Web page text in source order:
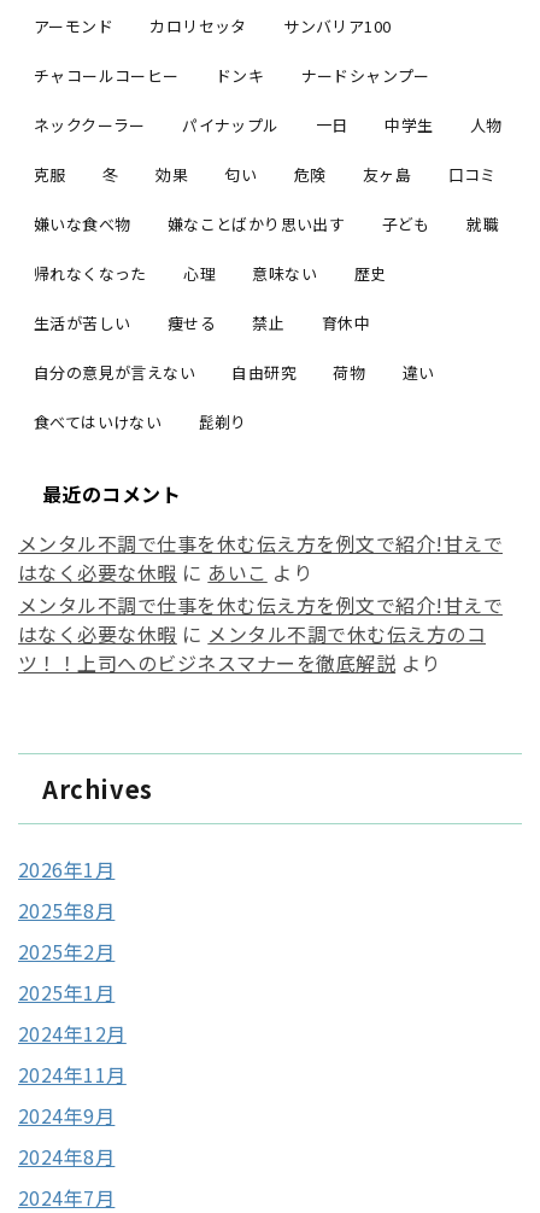
アーモンド カロリセッタ サンバリア100
チャコールコーヒー ドンキ ナードシャンプー
ネッククーラー パイナップル 一日 中学生 人物
克服 冬 効果 匂い 危険 友ヶ島 口コミ
嫌いな食べ物 嫌なことばかり思い出す 子ども 就職
帰れなくなった 心理 意味ない 歴史
生活が苦しい 痩せる 禁止 育休中
自分の意見が言えない 自由研究 荷物 違い
食べてはいけない 髭剃り
最近のコメント
メンタル不調で仕事を休む伝え方を例文で紹介!甘えで
はなく必要な休暇 に あいこ より
メンタル不調で仕事を休む伝え方を例文で紹介!甘えで
はなく必要な休暇 に メンタル不調で休む伝え方のコ
ツ！！上司へのビジネスマナーを徹底解説 より
Archives
2026年1月
2025年8月
2025年2月
2025年1月
2024年12月
2024年11月
2024年9月
2024年8月
2024年7月